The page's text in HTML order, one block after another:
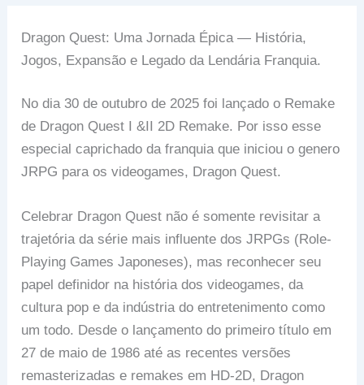
Dragon Quest: Uma Jornada Épica — História,
Jogos, Expansão e Legado da Lendária Franquia.
No dia 30 de outubro de 2025 foi lançado o Remake
de Dragon Quest I &II 2D Remake. Por isso esse
especial caprichado da franquia que iniciou o genero
JRPG para os videogames, Dragon Quest.
Celebrar Dragon Quest não é somente revisitar a
trajetória da série mais influente dos JRPGs (Role-
Playing Games Japoneses), mas reconhecer seu
papel definidor na história dos videogames, da
cultura pop e da indústria do entretenimento como
um todo. Desde o lançamento do primeiro título em
27 de maio de 1986 até as recentes versões
remasterizadas e remakes em HD-2D, Dragon